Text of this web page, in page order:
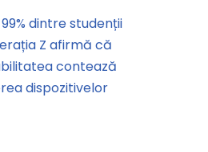
dintre studenții
Z afirmă că
contează
dispozitivelor